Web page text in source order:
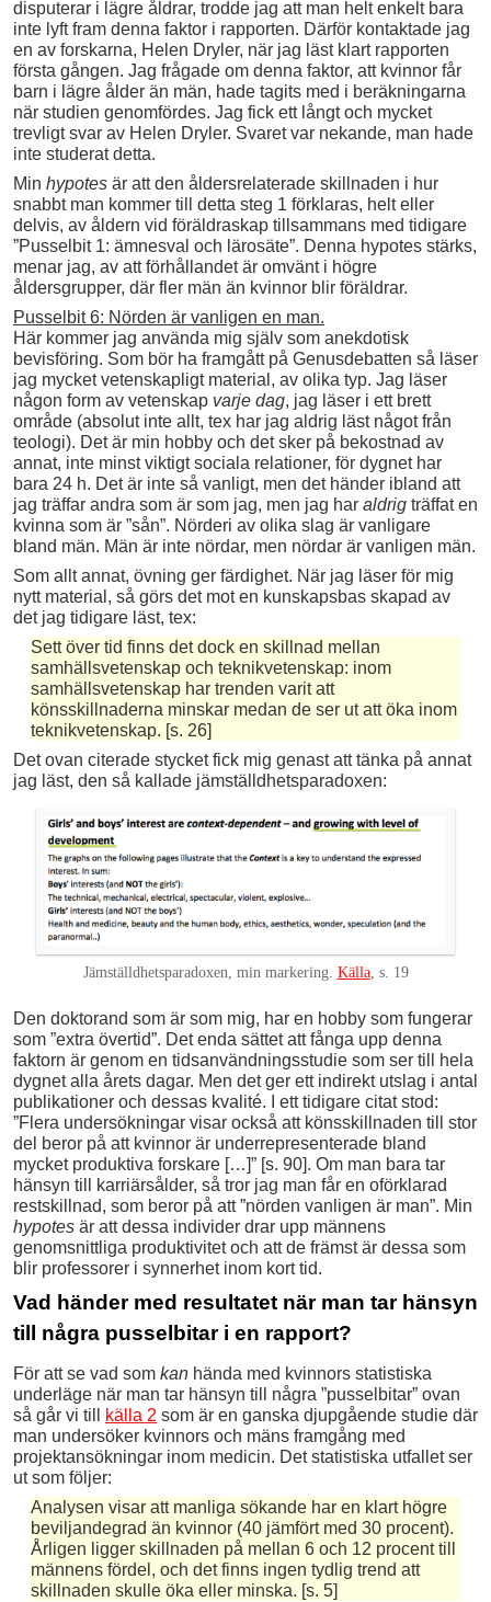
disputerar i lägre åldrar, trodde jag att man helt enkelt bara
inte lyft fram denna faktor i rapporten. Därför kontaktade jag
en av forskarna, Helen Dryler, när jag läst klart rapporten
första gången. Jag frågade om denna faktor, att kvinnor får
barn i lägre ålder än män, hade tagits med i beräkningarna
när studien genomfördes. Jag fick ett långt och mycket
trevligt svar av Helen Dryler. Svaret var nekande, man hade
inte studerat detta.
Min hypotes är att den åldersrelaterade skillnaden i hur
snabbt man kommer till detta steg 1 förklaras, helt eller
delvis, av åldern vid föräldraskap tillsammans med tidigare
”Pusselbit 1: ämnesval och lärosäte”. Denna hypotes stärks,
menar jag, av att förhållandet är omvänt i högre
åldersgrupper, där fler män än kvinnor blir föräldrar.
Pusselbit 6: Nörden är vanligen en man.
Här kommer jag använda mig själv som anekdotisk
bevisföring. Som bör ha framgått på Genusdebatten så läser
jag mycket vetenskapligt material, av olika typ. Jag läser
någon form av vetenskap varje dag, jag läser i ett brett
område (absolut inte allt, tex har jag aldrig läst något från
teologi). Det är min hobby och det sker på bekostnad av
annat, inte minst viktigt sociala relationer, för dygnet har
bara 24 h. Det är inte så vanligt, men det händer ibland att
jag träffar andra som är som jag, men jag har aldrig träffat en
kvinna som är ”sån”. Nörderi av olika slag är vanligare
bland män. Män är inte nördar, men nördar är vanligen män.
Som allt annat, övning ger färdighet. När jag läser för mig
nytt material, så görs det mot en kunskapsbas skapad av
det jag tidigare läst, tex:
Sett över tid finns det dock en skillnad mellan
samhällsvetenskap och teknikvetenskap: inom
samhällsvetenskap har trenden varit att
könsskillnaderna minskar medan de ser ut att öka inom
teknikvetenskap. [s. 26]
Det ovan citerade stycket fick mig genast att tänka på annat
jag läst, den så kallade jämställdhetsparadoxen:
Jämställdhetsparadoxen, min markering. Källa, s. 19
Den doktorand som är som mig, har en hobby som fungerar
som ”extra övertid”. Det enda sättet att fånga upp denna
faktorn är genom en tidsanvändningsstudie som ser till hela
dygnet alla årets dagar. Men det ger ett indirekt utslag i antal
publikationer och dessas kvalité. I ett tidigare citat stod:
”Flera undersökningar visar också att könsskillnaden till stor
del beror på att kvinnor är underrepresenterade bland
mycket produktiva forskare […]” [s. 90]. Om man bara tar
hänsyn till karriärsålder, så tror jag man får en oförklarad
restskillnad, som beror på att ”nörden vanligen är man”. Min
hypotes är att dessa individer drar upp männens
genomsnittliga produktivitet och att de främst är dessa som
blir professorer i synnerhet inom kort tid.
Vad händer med resultatet när man tar hänsyn
till några pusselbitar i en rapport?
För att se vad som kan hända med kvinnors statistiska
underläge när man tar hänsyn till några ”pusselbitar” ovan
så går vi till
källa 2 som är en ganska djupgående studie där
man undersöker kvinnors och mäns framgång med
projektansökningar inom medicin. Det statistiska utfallet ser
ut som följer:
Analysen visar att manliga sökande har en klart högre
beviljandegrad än kvinnor (40 jämfört med 30 procent).
Årligen ligger skillnaden på mellan 6 och 12 procent till
männens fördel, och det finns ingen tydlig trend att
skillnaden skulle öka eller minska. [s. 5]